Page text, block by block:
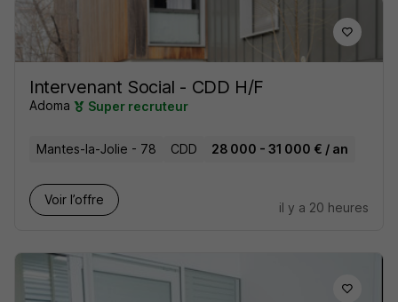
Intervenant Social - CDD H/F
Adoma Super recruteur
Mantes-la-Jolie - 78 CDD 28 000 - 31 000 € / an
Voir l’offre
il y a 20 heures